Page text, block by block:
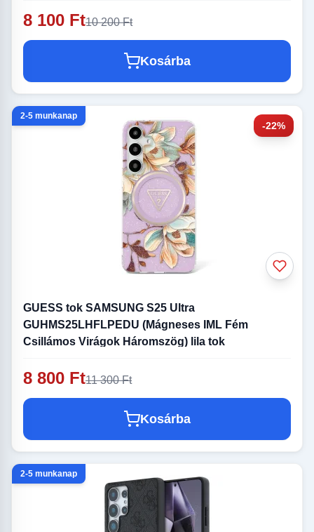
8 100 Ft10 200 Ft
Kosárba
-22%
2-5 munkanap
GUESS tok SAMSUNG S25 Ultra
GUHMS25LHFLPEDU (Mágneses IML Fém
Csillámos Virágok Háromszög) lila tok
8 800 Ft11 300 Ft
Kosárba
2-5 munkanap